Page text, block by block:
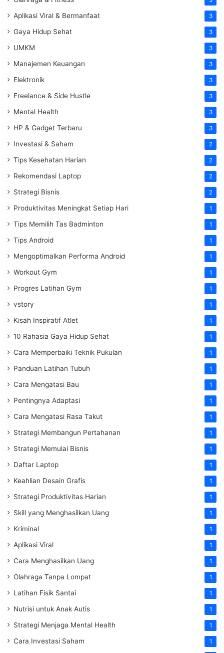
Aplikasi Viral & Bermanfaat 3
Gaya Hidup Sehat 3
UMKM 3
Manajemen Keuangan 3
Elektronik 3
Freelance & Side Hustle 3
Mental Health 3
HP & Gadget Terbaru 3
Investasi & Saham 2
Tips Kesehatan Harian 2
Rekomendasi Laptop 2
Strategi Bisnis 2
Produktivitas Meningkat Setiap Hari 1
Tips Memilih Tas Badminton 1
Tips Android 1
Mengoptimalkan Performa Android 1
Workout Gym 1
Progres Latihan Gym 1
vstory 1
Kisah Inspiratif Atlet 1
10 Rahasia Gaya Hidup Sehat 1
Cara Memperbaiki Teknik Pukulan 1
Panduan Latihan Tubuh 1
Cara Mengatasi Bau 1
Pentingnya Adaptasi 1
Cara Mengatasi Rasa Takut 1
Strategi Membangun Pertahanan 1
Strategi Memulai Bisnis 1
Daftar Laptop 1
Keahlian Desain Grafis 1
Strategi Produktivitas Harian 1
Skill yang Menghasilkan Uang 1
Kriminal 1
Aplikasi Viral 1
Cara Menghasilkan Uang 1
Olahraga Tanpa Lompat 1
Latihan Fisik Santai 1
Nutrisi untuk Anak Autis 1
Strategi Menjaga Mental Health 1
Cara Investasi Saham 1